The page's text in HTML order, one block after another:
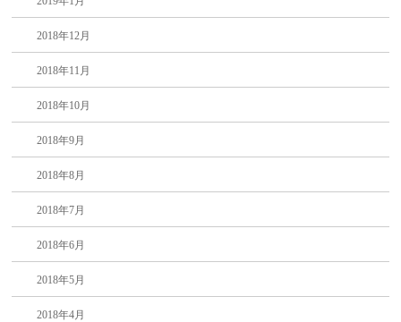
2018年12月
2018年11月
2018年10月
2018年9月
2018年8月
2018年7月
2018年6月
2018年5月
2018年4月